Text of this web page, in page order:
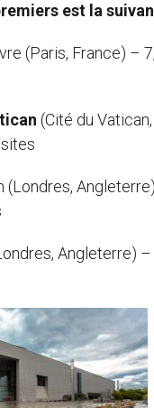
est la
(Paris, France) –
(Cité du
(Londres,
Angleterre)